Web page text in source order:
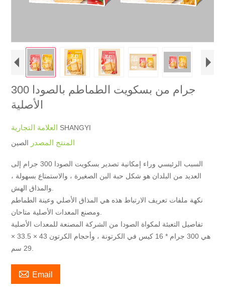
300 جرام من بسكويت الطماطم بالصودا
الأصلية
SHANGYI
المنتج المصدر الصين
السبب الرئيسي وراء إمكانية تصدير بسكويت الصودا 300 جرام إلى
العديد من البلدان هو شكل حبة البن الصغيرة ، والاستمتاع بسهولة ،
نكهة ملفات تعريف الارتباط هذه هي المذاق الأصلي وعينة الطماطم
تفاصيل التعبئة لمكواة الصودا من الشركة المصنعة للمعدات الأصلية
هي 300 جرام * 16 كيس في الكرتونة ، وأحجام الكرتون 43 × 33.5 ×
 Email